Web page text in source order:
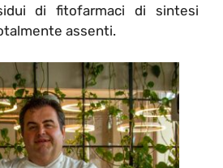
di fitofarmaci di sintesi
assenti.